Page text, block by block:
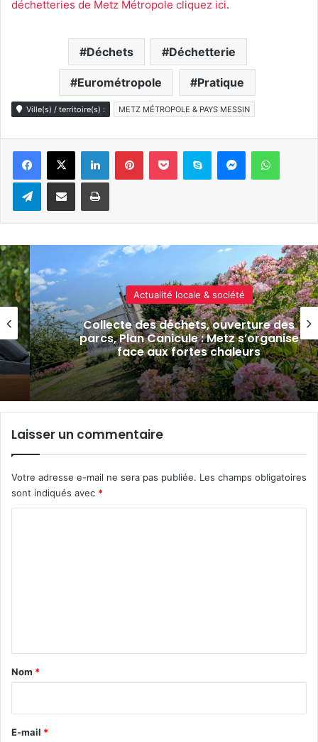
déchetteries de Metz Métropole cliquez ici.
Déchets Déchetterie
Eurométropole Pratique
Ville(s) / territoire(s) : METZ MÉTROPOLE & PAYS MESSIN
LinkedinPinterestPocket Skype Messenger
TelegramPartager par e-mail Imprimer
Actualité locale & société
Collecte des déchets, ouverture des
parcs, Plan Canicule : Metz s’organise
face aux fortes chaleurs
Laisser un commentaire
Votre adresse e-mail ne sera pas publiée. Les champs obligatoires
sont indiqués avec *
a
e
Nom *
E-mail *